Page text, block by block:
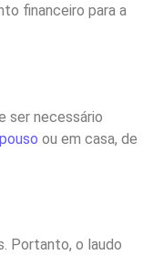
financeiro para a
ser necessário
ou em casa, de
Portanto, o laudo